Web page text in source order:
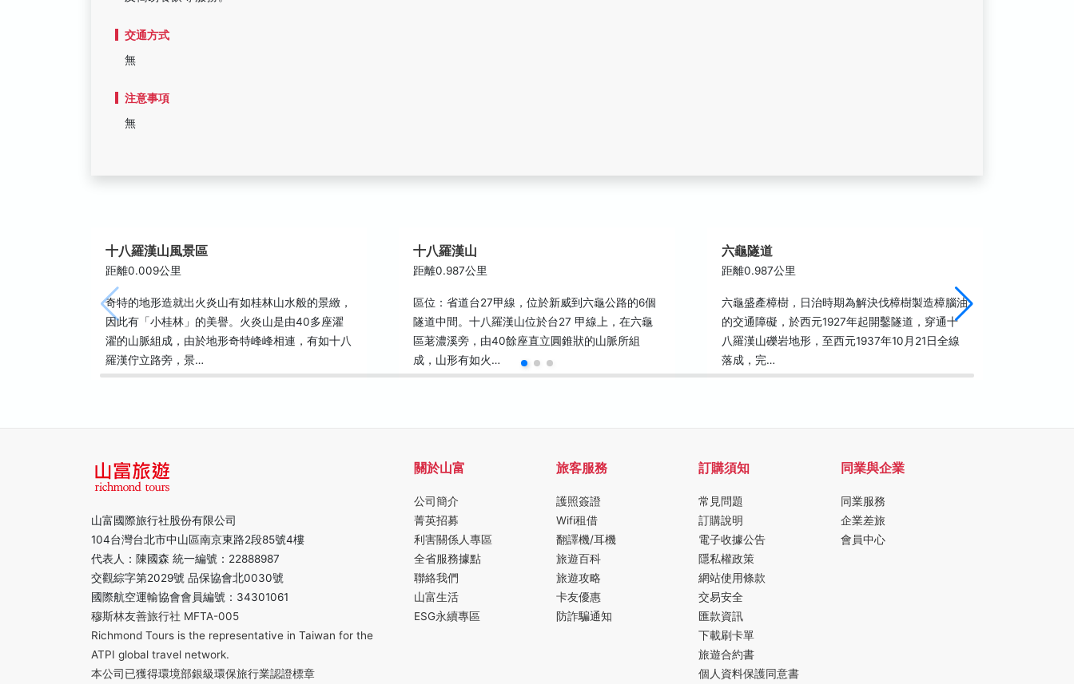
交通方式
無
注意事項
無
十八羅漢山風景區
距離0.009公里
奇特的地形造就出火炎山有如桂林山水般的景緻，
因此有「小桂林」的美譽。火炎山是由40多座濯
濯的山脈組成，由於地形奇特峰峰相連，有如十八
羅漢佇立路旁，景…
十八羅漢山
距離0.987公里
區位：省道台27甲線，位於新威到六龜公路的6個
隧道中間。十八羅漢山位於台27 甲線上，在六龜
區荖濃溪旁，由40餘座直立圓錐狀的山脈所組
成，山形有如火…
六龜隧道
距離0.987公里
六龜盛產樟樹，日治時期為解決伐樟樹製造樟腦油
的交通障礙，於西元1927年起開鑿隧道，穿通十
八羅漢山礫岩地形，至西元1937年10月21日全線
落成，完…
山富國際旅行社股份有限公司
104台灣台北市中山區南京東路2段85號4樓
代表人：陳國森 統一編號：22888987
交觀綜字第2029號 品保協會北0030號
國際航空運輸協會會員編號：34301061
穆斯林友善旅行社 MFTA-005
Richmond Tours is the representative in Taiwan for the
ATPI global travel network.
本公司已獲得環境部銀級環保旅行業認證標章
關於山富
公司簡介
菁英招募
利害關係人專區
全省服務據點
聯絡我們
山富生活
ESG永續專區
旅客服務
護照簽證
Wifi租借
翻譯機/耳機
旅遊百科
旅遊攻略
卡友優惠
防詐騙通知
訂購須知
常見問題
訂購說明
電子收據公告
隱私權政策
網站使用條款
交易安全
匯款資訊
下載刷卡單
旅遊合約書
個人資料保護同意書
同業與企業
同業服務
企業差旅
會員中心